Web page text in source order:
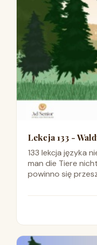
Lekcja 133 -
133 lekcja języka
man die Tiere
powinno się